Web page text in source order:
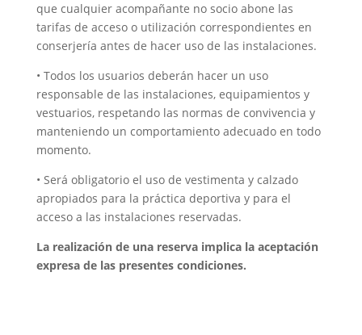
que cualquier acompañante no socio abone las
tarifas de acceso o utilización correspondientes en
conserjería antes de hacer uso de las instalaciones.
• Todos los usuarios deberán hacer un uso
responsable de las instalaciones, equipamientos y
vestuarios, respetando las normas de convivencia y
manteniendo un comportamiento adecuado en todo
momento.
• Será obligatorio el uso de vestimenta y calzado
apropiados para la práctica deportiva y para el
acceso a las instalaciones reservadas.
La realización de una reserva implica la aceptación
expresa de las presentes condiciones.